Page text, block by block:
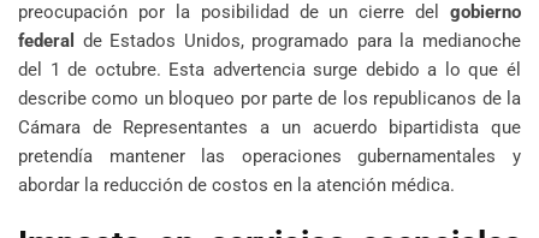
preocupación por la posibilidad de un cierre del gobierno
federal
de Estados Unidos, programado para la medianoche
del 1 de octubre. Esta advertencia surge debido a lo que él
describe como un bloqueo por parte de los republicanos de la
Cámara de Representantes a un acuerdo bipartidista que
pretendía mantener las operaciones gubernamentales y
abordar la reducción de costos en la atención médica.